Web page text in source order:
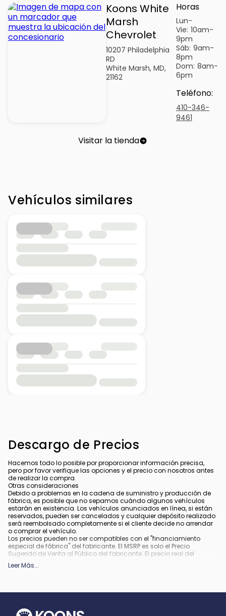
Koons White
Marsh
Chevrolet
10207 Philadelphia
RD
White Marsh, MD,
21162
Horas
Lun-
Vie: 10am-
9pm
Sáb: 9am-
8pm
Dom: 8am-
6pm
Teléfono:
410-346-
9461
Visitar la tienda
Vehículos similares
Descargo de Precios
Hacemos todo lo posible por proporcionar información precisa,
pero por favor verifique las opciones y el precio con nosotros antes
de realizar la compra.
Otras consideraciones
Debido a problemas en la cadena de suministro y producción de
fábrica, es posible que no sepamos cuándo algunos vehículos
estarán en existencia. Los vehículos anunciados en línea, si están
reservados, pueden ser cancelados y cualquier depósito realizado
será reembolsado completamente si el cliente decide no arrendar
o comprar el vehículo.
Los precios pueden no ser compatibles con el "financiamiento
especial de fábrica" del fabricante. El MSRP es solo el Precio
Sugerido de Venta al Público del fabricante. El precio real del
concesionario puede variar.
Debido a la disponibilidad, algunas imágenes y opciones
especificaciones.
Todo financiamiento está sujeto a crédito aprobado.
Leer Más...